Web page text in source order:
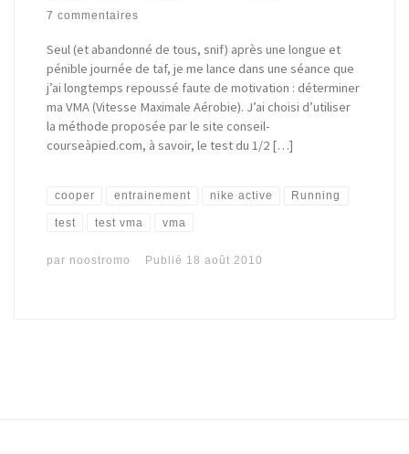
7 commentaires
Seul (et abandonné de tous, snif) après une longue et
pénible journée de taf, je me lance dans une séance que
j’ai longtemps repoussé faute de motivation : déterminer
ma VMA (Vitesse Maximale Aérobie). J’ai choisi d’utiliser
la méthode proposée par le site conseil-
courseàpied.com, à savoir, le test du 1/2 […]
cooper entrainement nike active Running
test test vma vma
par noostromo Publié 18 août 2010